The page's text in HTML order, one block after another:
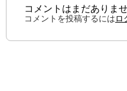
コメントはまだありませ
コメントを投稿するにはロ